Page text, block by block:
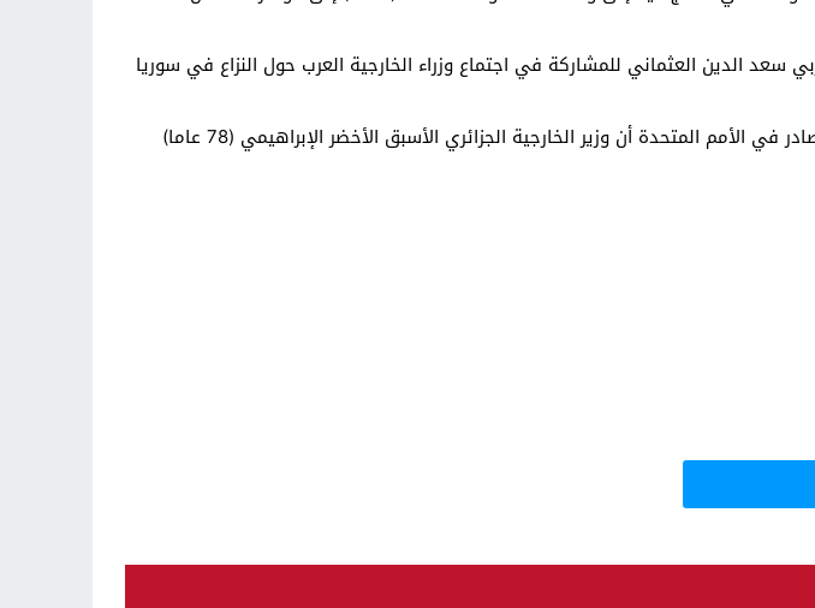
سعد الدين العثماني للمشاركة في اجتماع وزراء الخارجية العرب حول النزاع في سوريا
وسيشارك في هذا الاجتماع الأمين العام للجامعة العربية نبيل العربي, في حين أكدت مصادر في الأمم المتحدة أن وزير الخارجية الجزائري الأسبق الأخضر الإبراهيمي (78 عاما)